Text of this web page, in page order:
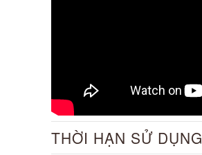
THỜI HẠN SỬ DỤNG